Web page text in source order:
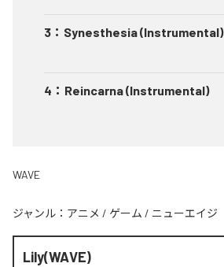
3 ： Synesthesia (Instrumental)
4 ： Reincarna (Instrumental)
WAVE
ジャンル： アニメ / ゲーム / ニューエイジ
Lily(WAVE)